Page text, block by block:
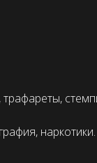
наркотики.